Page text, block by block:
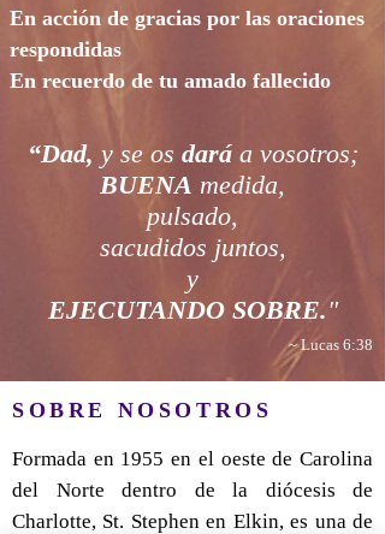
En acción de gracias por las oraciones
respondidas
En recuerdo de tu amado fallecido
“Dad, y se os daráa vosotros;
BUENA medida,
pulsado,
sacudidos juntos,
y
EJECUTANDO SOBRE."
~ Lucas 6:38
SOBRE NOSOTROS
Formada en 1955 en el oeste de Carolina
del Norte dentro de la diócesis de
Charlotte, St. Stephen en Elkin, es una de